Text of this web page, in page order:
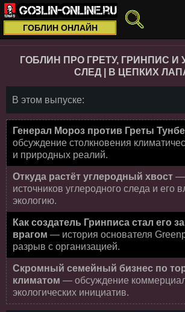
ГОБЛИН ОНЛАЙН
ГОБЛИН ПРО ГРЕТУ, ГРИНПИС И
СЛЕД | В ЦЕПКИХ
В этом выпуске:
Генерал Мороз против Греты
обсуждение столкновения
и природных реалий.
Откуда растёт углеродный хвост —
источников углеродного следа и его
экологию.
Как создатель Гринписа стал его
врагом — история основателя
разрыв с организацией.
Скромный семейный бизнес по
климатом — обсуждение
экологических инициатив.